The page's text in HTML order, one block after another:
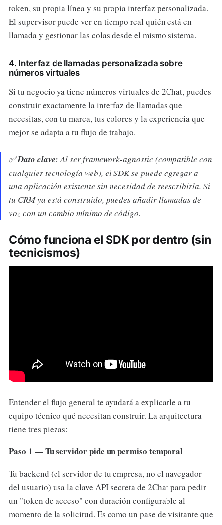
token, su propia línea y su propia interfaz personalizada.
El supervisor puede ver en tiempo real quién está en
llamada y gestionar las colas desde el mismo sistema.
4. Interfaz de llamadas personalizada sobre
números virtuales
Si tu negocio ya tiene números virtuales de 2Chat, puedes
construir exactamente la interfaz de llamadas que
necesitas, con tu marca, tus colores y la experiencia que
mejor se adapta a tu flujo de trabajo.
✅Dato clave:Al ser framework-agnostic (compatible con
cualquier tecnología web), el SDK se puede agregar a
una aplicación existente sin necesidad de reescribirla. Si
tu CRM ya está construido, puedes añadir llamadas de
voz con un cambio mínimo de código.
Cómo funciona el SDK por dentro (sin
tecnicismos)
Entender el flujo general te ayudará a explicarle a tu
equipo técnico qué necesitan construir. La arquitectura
tiene tres piezas:
Paso 1 — Tu servidor pide un permiso temporal
Tu backend (el servidor de tu empresa, no el navegador
del usuario) usa la clave API secreta de 2Chat para pedir
un "token de acceso" con duración configurable al
momento de la solicitud. Es como un pase de visitante que